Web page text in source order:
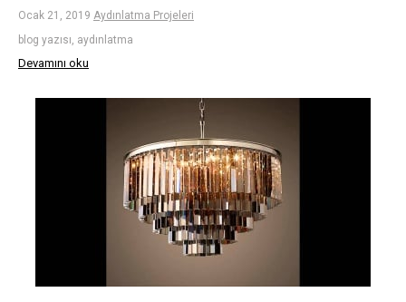
Ocak 21, 2019 Aydınlatma Projeleri
blog yazısı, aydınlatma
Devamını oku